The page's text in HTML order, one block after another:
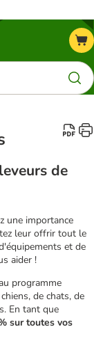
de
une importance
leur offrir tout le
et de
aider !
programme
de chats, de
En tant que
sur toutes vos